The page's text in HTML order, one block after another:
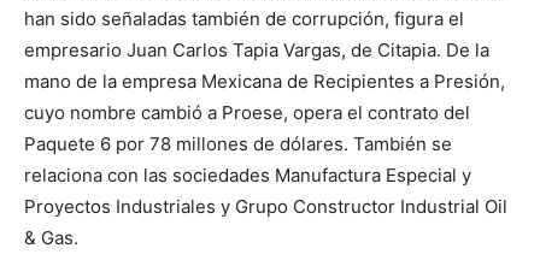
han sido señaladas también de corrupción, figura el
empresario Juan Carlos Tapia Vargas, de Citapia. De la
mano de la empresa Mexicana de Recipientes a Presión,
cuyo nombre cambió a Proese, opera el contrato del
Paquete 6 por 78 millones de dólares. También se
relaciona con las sociedades Manufactura Especial y
Proyectos Industriales y Grupo Constructor Industrial Oil
& Gas.